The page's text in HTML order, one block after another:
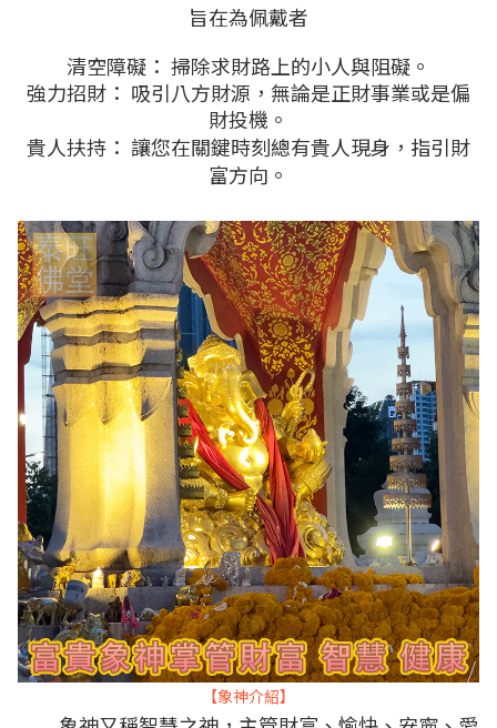
旨在為佩戴者
清空障礙： 掃除求財路上的小人與阻礙。
強力招財： 吸引八方財源，無論是正財事業或是偏
財投機。
貴人扶持： 讓您在關鍵時刻總有貴人現身，指引財
富方向。
【象神介紹】